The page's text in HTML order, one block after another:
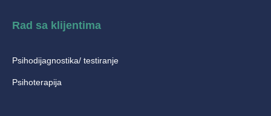
Rad sa klijentima
Psihodijagnostika/ testiranje
Psihoterapija